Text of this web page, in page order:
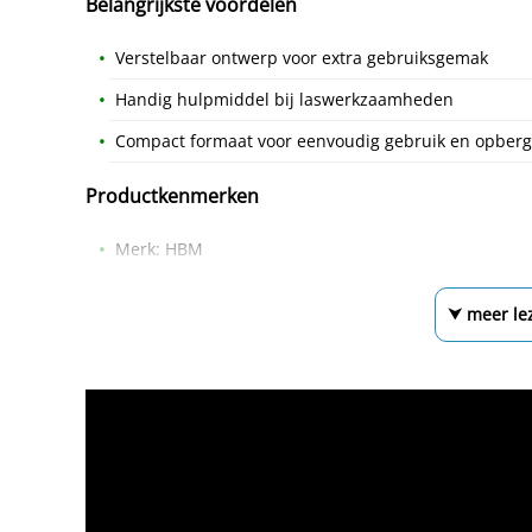
Verstelbaar ontwerp voor extra gebruiksgemak
Handig hulpmiddel bij laswerkzaamheden
Compact formaat voor eenvoudig gebruik en
Productkenmerken
Merk: HBM
⮟ meer